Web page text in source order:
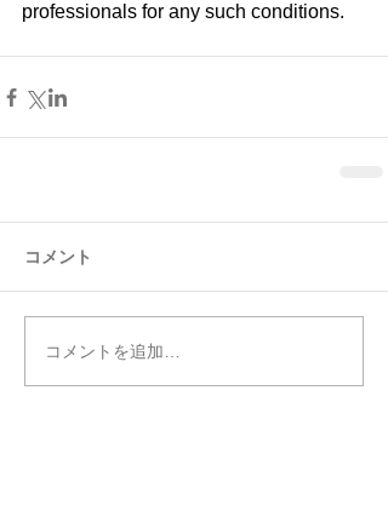
professionals for any such conditions.
コメント
コメントを追加…